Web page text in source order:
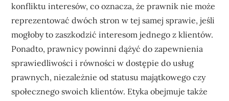
konfliktu interesów, co oznacza, że prawnik nie może
reprezentować dwóch stron w tej samej sprawie, jeśli
mogłoby to zaszkodzić interesom jednego z klientów.
Ponadto, prawnicy powinni dążyć do zapewnienia
sprawiedliwości i równości w dostępie do usług
prawnych, niezależnie od statusu majątkowego czy
społecznego swoich klientów. Etyka obejmuje także